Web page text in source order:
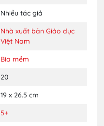
Nhiều tác giả
Nhà xuất bản Giáo dục
Việt Nam
Bìa mềm
20
19 x 26.5 cm
5+